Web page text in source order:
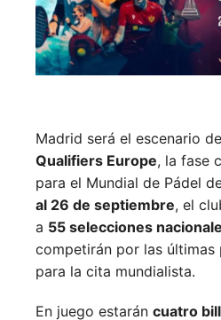
Madrid será el escenario
Qualifiers Europe, la fase
para el Mundial de Pádel
al 26 de septiembre, el
a 55 selecciones
competirán por las últimas
para la cita mundialista.
En juego estarán cuatro